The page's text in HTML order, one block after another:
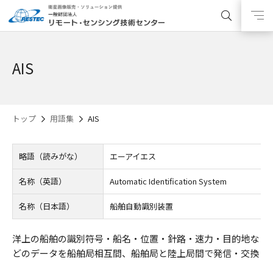
AIS
トップ 用語集 AIS
略語（読みがな） エーアイエス
名称（英語） Automatic Identification System
名称（日本語） 船舶自動識別装置
洋上の船舶の識別符号・船名・位置・針路・速力・目的地な
どのデータを船舶局相互間、船舶局と陸上局間で発信・交換